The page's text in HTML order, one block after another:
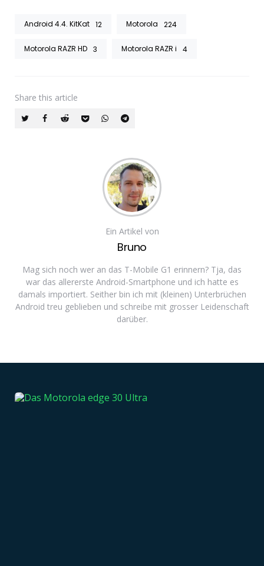
Android 4.4. KitKat 12 Motorola 224
Motorola RAZR HD 3 Motorola RAZR i 4
Share this article
Ein Artikel von
Bruno
Mag sich noch wer an das T-Mobile G1 erinnern? Tja, das
war das allererste Android-Smartphone und ich hatte es
damals importiert. Seither bin ich mit (kleinen) Unterbrüchen
Android treu geblieben und schreibe mit grosser Leidenschaft
darüber.